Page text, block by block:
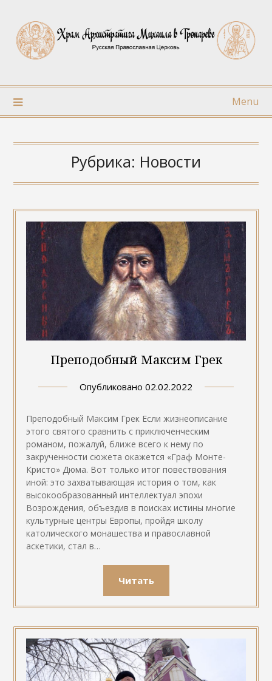
content
Menu
Рубрика: Новости
Преподобный Максим Грек
Опубликовано 02.02.2022
Преподобный Максим Грек Если жизнеописание
этого святого сравнить с приключенческим
романом, пожалуй, ближе всего к нему по
закрученности сюжета окажется «Граф Монте-
Кристо» Дюма. Вот только итог повествования
иной: это захватывающая история о том, как
высокообразованный интеллектуал эпохи
Возрождения, объездив в поисках истины многие
культурные центры Европы, пройдя школу
католического монашества и православной
аскетики, стал в…
Читать